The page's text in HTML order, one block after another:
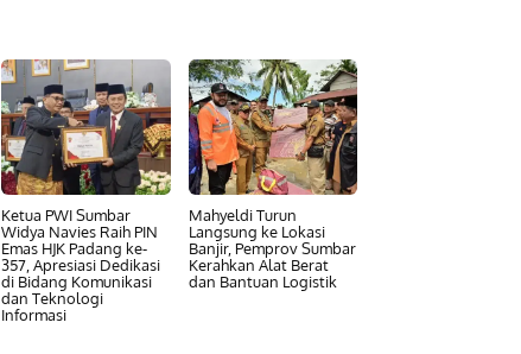
Ketua PWI Sumbar
Widya Navies Raih PIN
Emas HJK Padang ke-
357, Apresiasi Dedikasi
di Bidang Komunikasi
dan Teknologi
Informasi
Mahyeldi Turun
Langsung ke Lokasi
Banjir, Pemprov Sumbar
Kerahkan Alat Berat
dan Bantuan Logistik